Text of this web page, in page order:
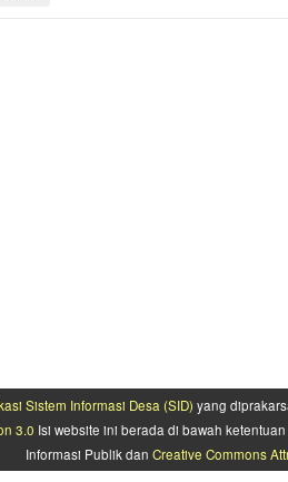
Sistem Informasi Desa (SID) yang
3.0 Isi website ini berada di bawah
Informasi Publik dan Creative Commons